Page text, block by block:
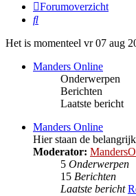
Forumoverzicht
Zoek
Het is momenteel vr 07 aug
Manders Online
Onderwerpen
Berichten
Laatste bericht
Manders Online
Hier staan de
Moderator:
5 Onderwerpen
15 Berichten
Laatste bericht